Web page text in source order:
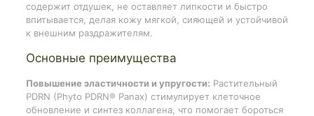
содержит отдушек, не оставляет липкости и быстро
впитывается, делая кожу мягкой, сияющей и устойчивой
к внешним раздражителям.
Основные преимущества
Повышение эластичности и упругости: Растительный
PDRN (Phyto PDRN® Panax) стимулирует клеточное
обновление и синтез коллагена, что помогает бороться